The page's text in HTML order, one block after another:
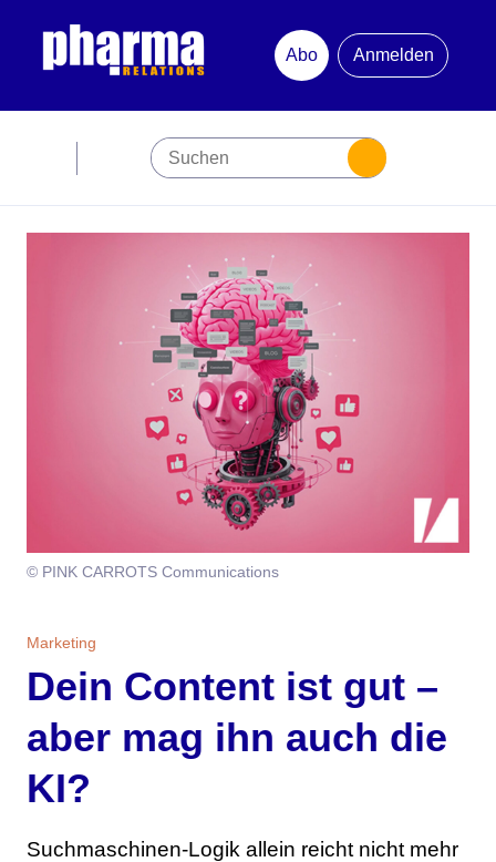
Abo
Anmelden
Marketing
Studien
Digital Health
Personen
Magazin
Ausgabenarchiv
Abonnement
Über uns
Team
Werben
© PINK CARROTS Communications
Marketing
Dein Content ist gut –
aber mag ihn auch die
KI?
Suchmaschinen-Logik allein reicht nicht mehr